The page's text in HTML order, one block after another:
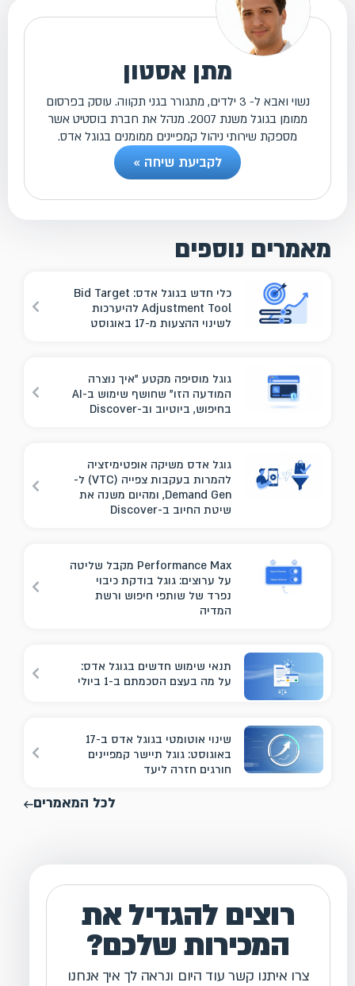
מתן אסטון
נשוי ואבא ל- 3 ילדים, מתגורר בגני תקווה. עוסק בפרסום
ממומן בגוגל משנת 2007. מנהל את חברת בוסטיט אשר
מספקת שירותי ניהול קמפיינים ממומנים בגוגל אדס.
לקביעת שיחה »
מאמרים נוספים
כלי חדש בגוגל אדס: Bid Target
Adjustment Tool להיערכות
לשינוי ההצעות מ-17 באוגוסט
גוגל מוסיפה מקטע "איך נוצרה
המודעה הזו" שחושף שימוש ב-AI
בחיפוש, ביוטיוב וב-Discover
גוגל אדס משיקה אופטימיזציה
להמרות בעקבות צפייה (VTC) ל-
Demand Gen, ומהיום משנה את
שיטת החיוב ב-Discover
Performance Max מקבל שליטה
על ערוצים: גוגל בודקת כיבוי
נפרד של שותפי חיפוש ורשת
המדיה
תנאי שימוש חדשים בגוגל אדס:
על מה בעצם הסכמתם ב-1 ביולי
שינוי אוטומטי בגוגל אדס ב-17
באוגוסט: גוגל תיישר קמפיינים
חורגים חזרה ליעד
לכל המאמרים
רוצים להגדיל את
המכירות שלכם?
צרו איתנו קשר עוד היום ונראה לך איך אנחנו